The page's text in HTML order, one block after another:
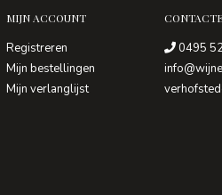
MIJN ACCOUNT
Registreren
Mijn bestellingen
Mijn verlanglijst
0495